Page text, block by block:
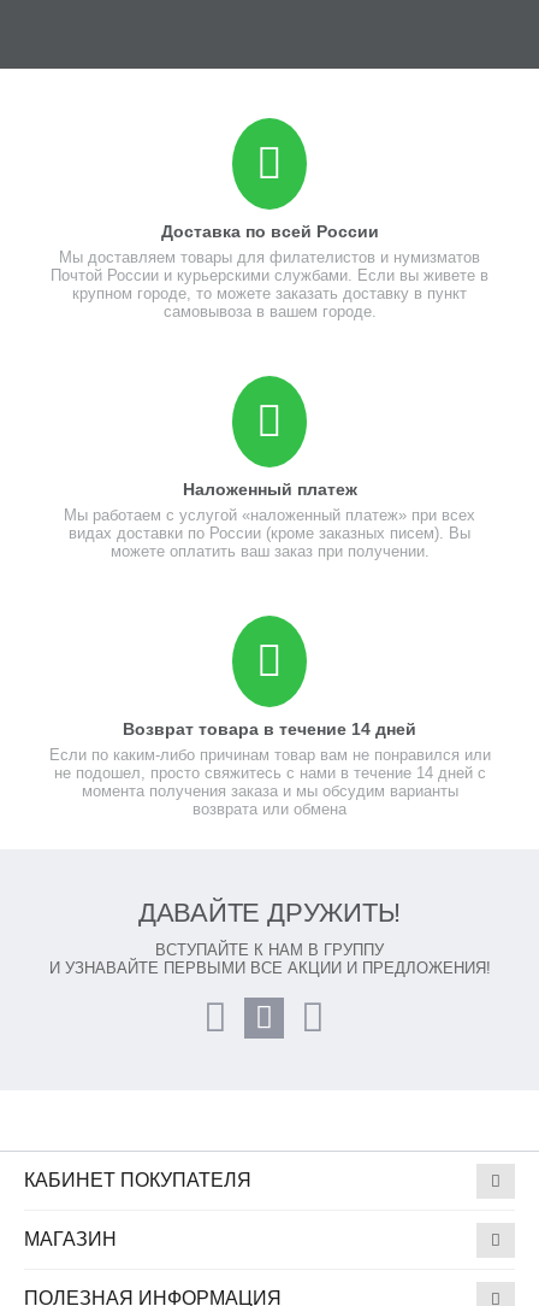
Доставка по всей России
Мы доставляем товары для филателистов и нумизматов
Почтой России и курьерскими службами. Если вы живете в
крупном городе, то можете заказать доставку в пункт
самовывоза в вашем городе.
Наложенный платеж
Мы работаем с услугой «наложенный платеж» при всех
видах доставки по России (кроме заказных писем). Вы
можете оплатить ваш заказ при получении.
Возврат товара в течение 14 дней
Если по каким-либо причинам товар вам не понравился или
не подошел, просто свяжитесь с нами в течение 14 дней с
момента получения заказа и мы обсудим варианты
возврата или обмена
ДАВАЙТЕ ДРУЖИТЬ!
ВСТУПАЙТЕ К НАМ В ГРУППУ
И УЗНАВАЙТЕ ПЕРВЫМИ ВСЕ АКЦИИ И ПРЕДЛОЖЕНИЯ!
КАБИНЕТ ПОКУПАТЕЛЯ
МАГАЗИН
ПОЛЕЗНАЯ ИНФОРМАЦИЯ